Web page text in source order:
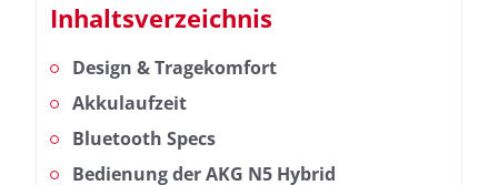
Inhaltsverzeichnis
Design & Tragekomfort
Akkulaufzeit
Bluetooth Specs
Bedienung der AKG N5 Hybrid